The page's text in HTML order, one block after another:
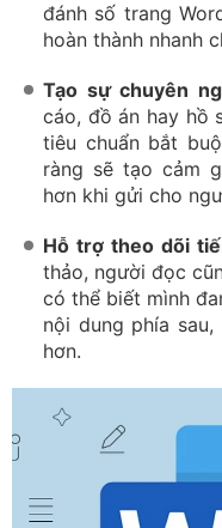
đánh số trang
hoàn thành nhanh
Tạo sự chuyên
cáo, đồ án hay hồ
tiêu chuẩn bắt
ràng sẽ tạo cảm
hơn khi gửi cho
Hỗ trợ theo dõi
thảo, người đọc
có thể biết mình
nội dung phía
hơn.